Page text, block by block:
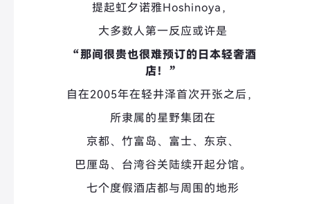
提起虹夕诺雅Hoshinoya，
大多数人第一反应或许是
“那间很贵也很难预订的日本轻奢酒
店！ ”
自在2005年在轻井泽首次开张之后，
所隶属的星野集团在
京都、 竹富岛、富士、东京、
巴厘岛、台湾谷关陆续开起分馆。
七个度假酒店都与周围的地形